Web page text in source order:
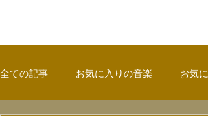
全ての記事 お気に入りの音楽 お気